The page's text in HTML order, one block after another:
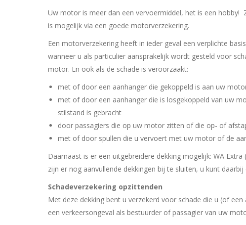
Uw motor is meer dan een vervoermiddel, het is een hobby!
is mogelijk via een goede motorverzekering.
Een motorverzekering heeft in ieder geval een verplichte
wanneer u als particulier aansprakelijk wordt gesteld voor
motor. En ook als de schade is veroorzaakt:
met of door een aanhanger die gekoppeld is aan uw
met of door een aanhanger die is losgekoppeld van uw
stilstand is gebracht
door passagiers die op uw motor zitten of die op- of
met of door spullen die u vervoert met uw motor of de
Daarnaast is er een uitgebreidere dekking mogelijk: WA
zijn er nog aanvullende dekkingen bij te sluiten, u kunt daarbij
Schadeverzekering opzittenden
Met deze dekking bent u verzekerd voor schade die u (of
een verkeersongeval als bestuurder of passagier van uw